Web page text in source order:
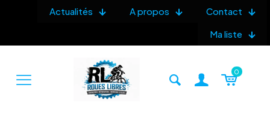
Actualités A propos
Contact
Ma liste
0